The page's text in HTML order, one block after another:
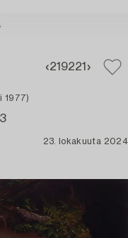
219221
1977)
23. lokakuuta 2024